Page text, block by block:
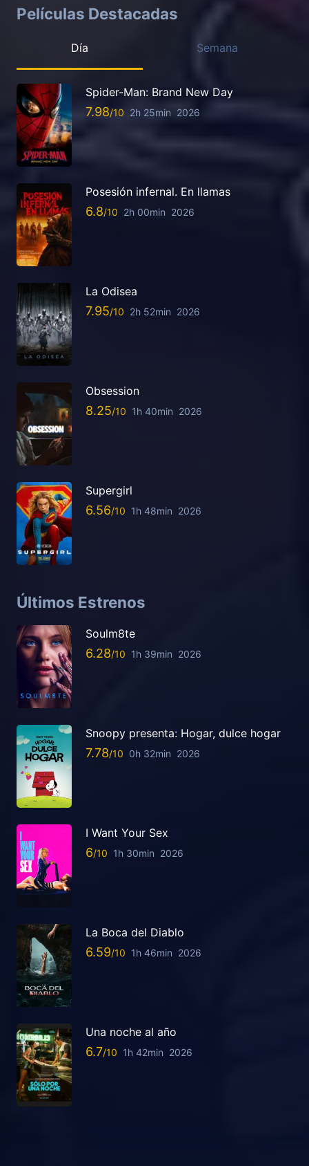
Películas Destacadas
Día Semana
Spider-Man: Brand New Day
7.98 2h 25min 2026
Posesión infernal. En llamas
6.8 2h 00min 2026
La Odisea
7.95 2h 52min 2026
Obsession
8.25 1h 40min 2026
Supergirl
6.56 1h 48min 2026
Últimos Estrenos
Soulm8te
6.28 1h 39min 2026
Snoopy presenta: Hogar, dulce hogar
7.78 0h 32min 2026
I Want Your Sex
6 1h 30min 2026
La Boca del Diablo
6.59 1h 46min 2026
Una noche al año
6.7 1h 42min 2026